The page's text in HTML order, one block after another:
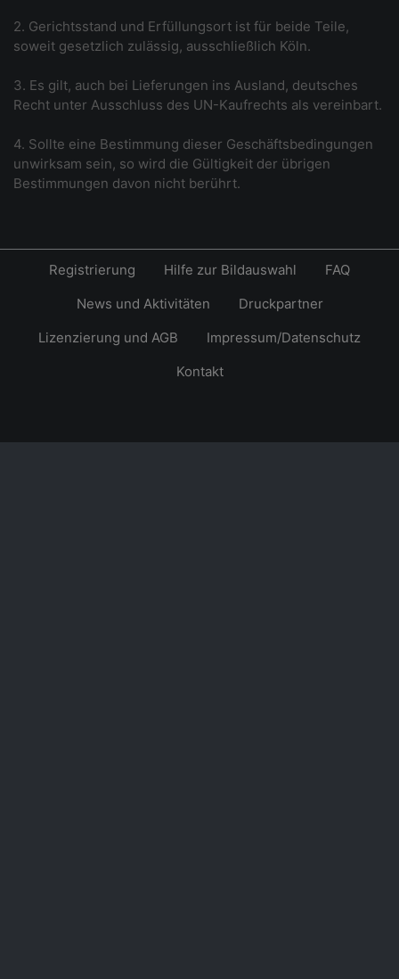
2. Gerichtsstand und Erfüllungsort ist für beide Teile,
soweit gesetzlich zulässig, ausschließlich Köln.
3. Es gilt, auch bei Lieferungen ins Ausland, deutsches
Recht unter Ausschluss des UN-Kaufrechts als vereinbart.
4. Sollte eine Bestimmung dieser Geschäftsbedingungen
unwirksam sein, so wird die Gültigkeit der übrigen
Bestimmungen davon nicht berührt.
Registrierung Hilfe zur Bildauswahl
FAQ
News und Aktivitäten
Druckpartner
Lizenzierung und AGB
Impressum/Datenschutz
Kontakt